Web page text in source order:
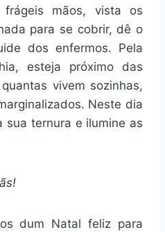
mãos, vista os
para se cobrir, dê o
dos enfermos. Pela
esteja próximo das
vivem sozinhas,
Neste dia
ternura e ilumine as
dum Natal feliz para